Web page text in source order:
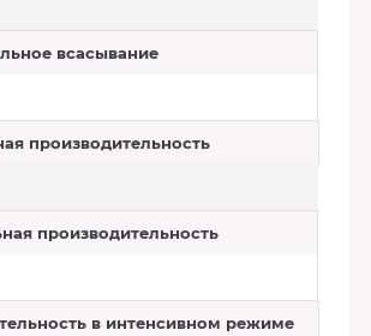
всасывание
производительность
производительность
в интенсивном режиме